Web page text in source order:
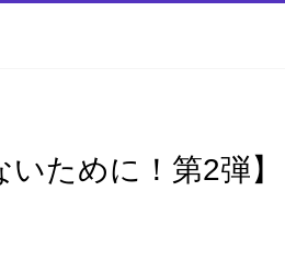
ために！第2弾】